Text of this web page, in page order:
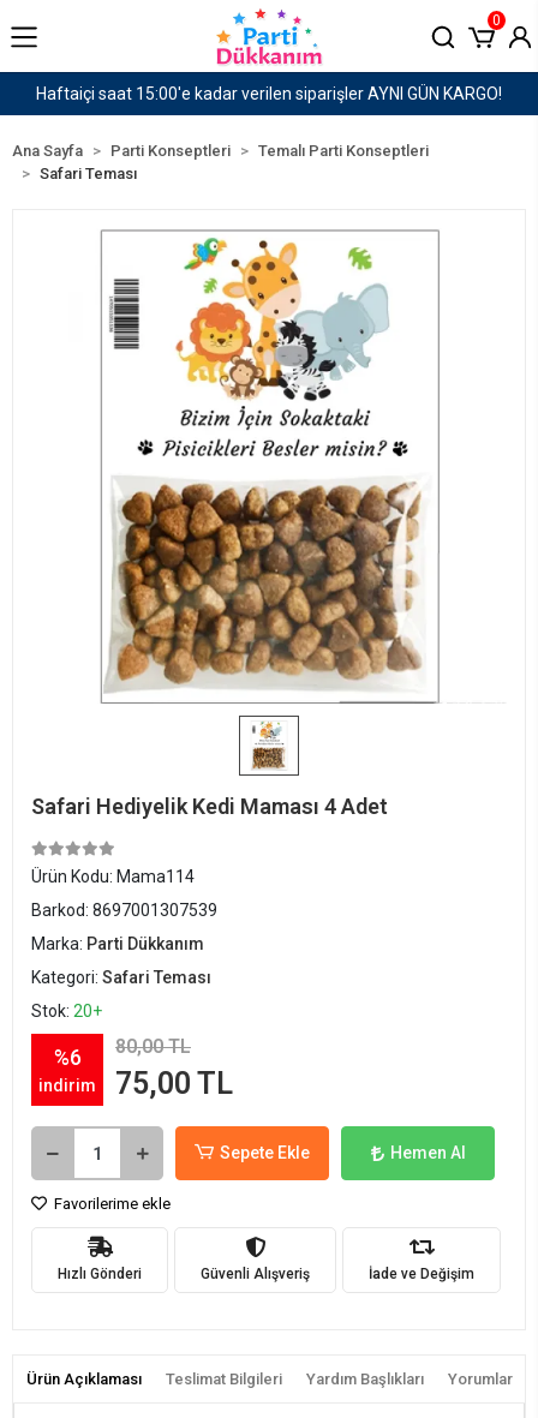
AYNI GÜN KARGO! 1500 TL ve Üzeri
0
Ana Sayfa Parti Konseptleri
Temalı Parti Konseptleri
Safari Teması
Safari Hediyelik Kedi Maması 4 Adet
Ürün Kodu: Mama114
Barkod: 8697001307539
Marka: Parti Dükkanım
Kategori: Safari Teması
Stok: 20+
%6
indirim
80,00 TL
75,00 TL
Sepete Ekle Hemen Al
Favorilerime ekle
Hızlı Gönderi Güvenli Alışveriş İade ve Değişim
Ürün Açıklaması Teslimat Bilgileri Yardım Başlıkları Yorumlar